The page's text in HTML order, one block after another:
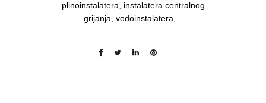
plinoinstalatera, instalatera centralnog
grijanja, vodoinstalatera,...